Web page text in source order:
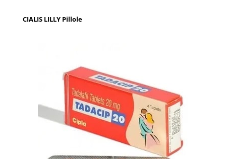
CIALIS LILLY Pillole